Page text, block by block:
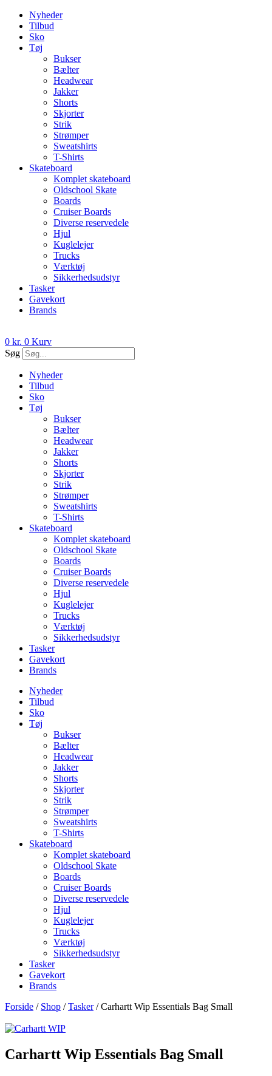
Nyheder
Tilbud
Sko
Tøj
Bukser
Bælter
Headwear
Jakker
Shorts
Skjorter
Strik
Strømper
Sweatshirts
T-Shirts
Skateboard
Komplet skateboard
Oldschool Skate
Boards
Cruiser Boards
Diverse reservedele
Hjul
Kuglelejer
Trucks
Værktøj
Sikkerhedsudstyr
Tasker
Gavekort
Brands
0 kr. 0 Kurv
Søg
Nyheder
Tilbud
Sko
Tøj
Bukser
Bælter
Headwear
Jakker
Shorts
Skjorter
Strik
Strømper
Sweatshirts
T-Shirts
Skateboard
Komplet skateboard
Oldschool Skate
Boards
Cruiser Boards
Diverse reservedele
Hjul
Kuglelejer
Trucks
Værktøj
Sikkerhedsudstyr
Tasker
Gavekort
Brands
Nyheder
Tilbud
Sko
Tøj
Bukser
Bælter
Headwear
Jakker
Shorts
Skjorter
Strik
Strømper
Sweatshirts
T-Shirts
Skateboard
Komplet skateboard
Oldschool Skate
Boards
Cruiser Boards
Diverse reservedele
Hjul
Kuglelejer
Trucks
Værktøj
Sikkerhedsudstyr
Tasker
Gavekort
Brands
Forside / Shop /Tasker/ Carhartt Wip Essentials Bag Small
Carhartt Wip Essentials Bag Small